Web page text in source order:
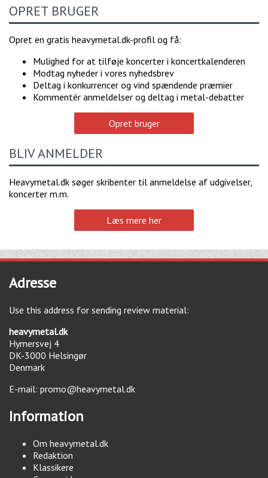
OPRET BRUGER
Opret en gratis heavymetal.dk-profil og få:
Mulighed for at tilføje koncerter i koncertkalenderen
Modtag nyheder i vores nyhedsbrev
Deltag i konkurrencer og vind spændende præmier
Kommentér anmeldelser og deltag i metal-debatter
Opret bruger
BLIV ANMELDER
Heavymetal.dk søger skribenter til anmeldelse af udgivelser,
koncerter m.m.
Læs mere her
Adresse
Use this address for sending review material:
heavymetal.dk
Hymersvej 4
DK-3000 Helsingør
Denmark
E-mail: promo@heavymetal.dk
Information
Om heavymetal.dk
Redaktion
Klassikere